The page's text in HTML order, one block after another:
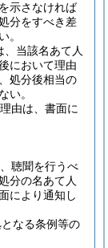
示さなければ
分をすべき差
。
当該名あて人
において理由
処分後相当の
い。
由は、書面に
聴聞を行うべ
分の名あて人
により通知し
なる条例等の